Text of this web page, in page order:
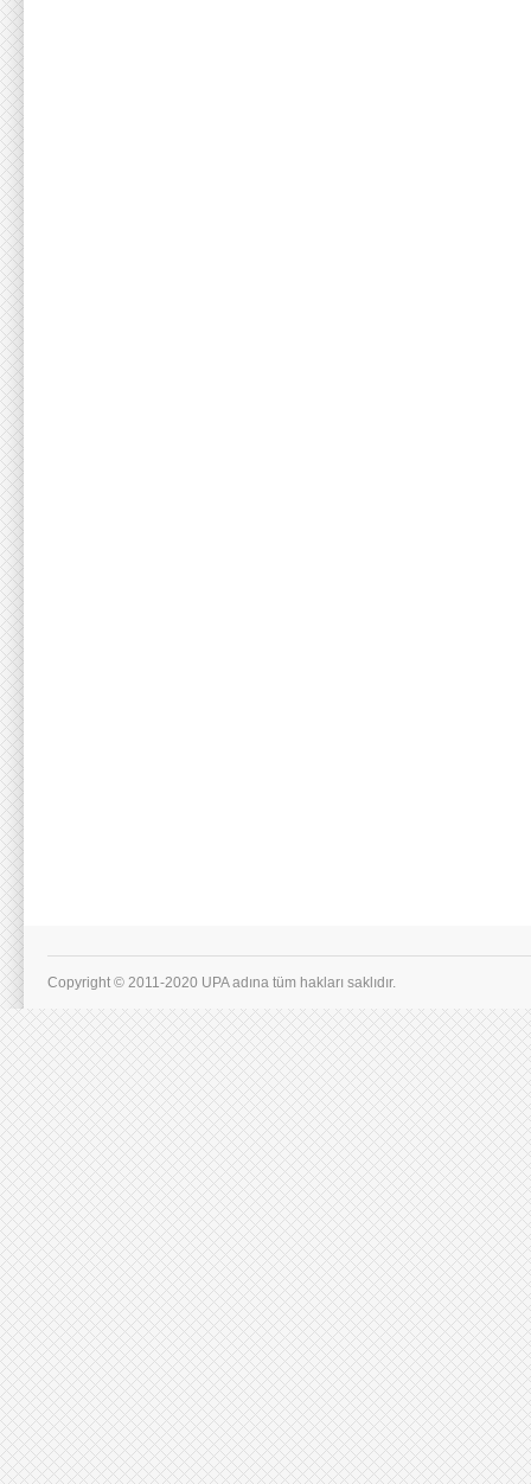
Copyright © 2011-2020 UPA adına tüm hakları saklıdır.